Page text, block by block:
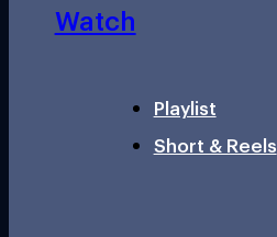
Watch
Playlist
Short & Reels